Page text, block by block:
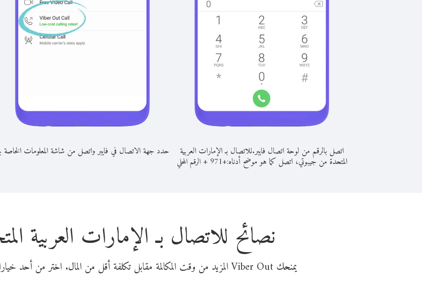
اتصل بالرقم من لوحة اتصال فايبر.للاتصال بـ الإمارات العربية
المتحدة من جيبوتي، اتصل كما هو موضح أدناه:+
971
+الرقم المحلي
حدد جهة الاتصال في فايبر واتصل من شاشة المعلومات الخاصة
نصائح للاتصال بـ الإمارات العربية
يمنحك Viber Out المزيد من وقت المكالمة مقابل تكلفة أقل من المال. اختر من أحد خيارات الاتصال المرنة ذات السعر المنخفض: